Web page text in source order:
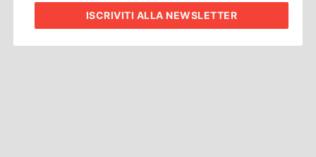
ISCRIVITI ALLA NEWSLETTER